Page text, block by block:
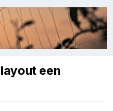
een